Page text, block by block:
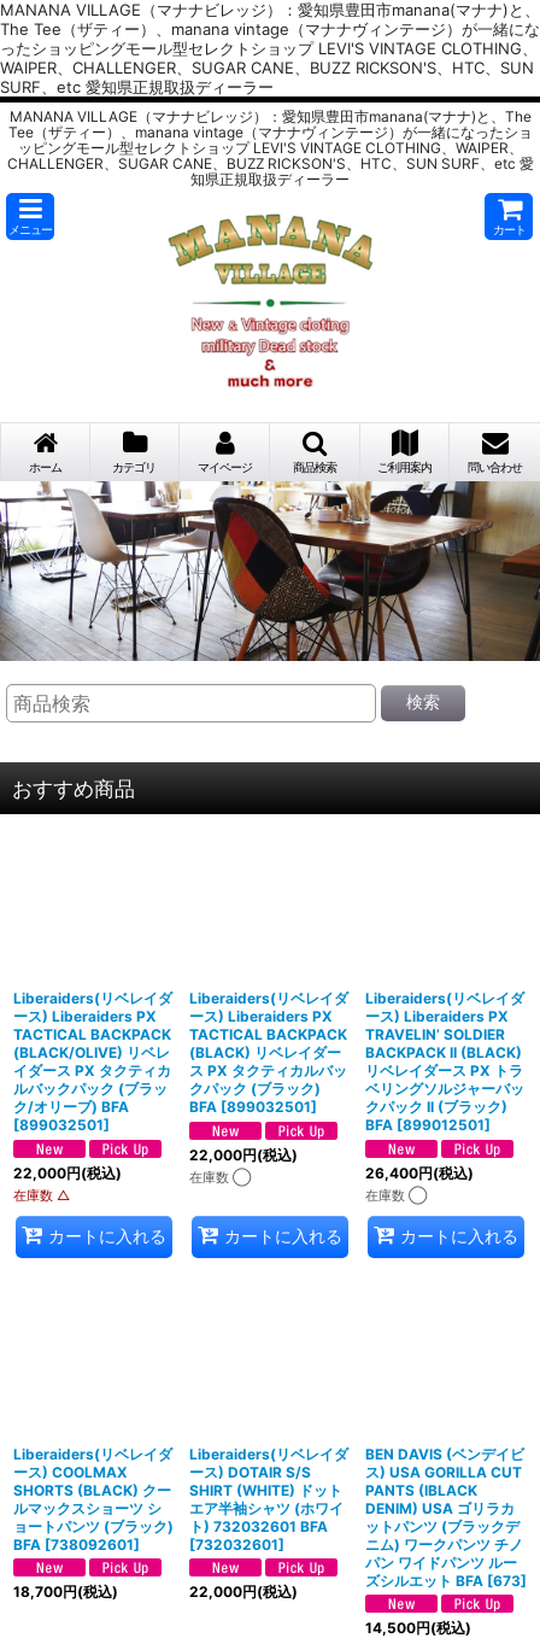
MANANA VILLAGE（マナナビレッジ）：愛知県豊田市manana(マナナ)と、
The Tee（ザティー）、manana vintage（マナナヴィンテージ）が一緒にな
ったショッピングモール型セレクトショップ LEVI'S VINTAGE CLOTHING、
WAIPER、CHALLENGER、SUGAR CANE、BUZZ RICKSON'S、HTC、SUN
SURF、etc 愛知県正規取扱ディーラー
MANANA VILLAGE（マナナビレッジ）：愛知県豊田市manana(マナナ)と、The
Tee（ザティー）、manana vintage（マナナヴィンテージ）が一緒になったショ
ッピングモール型セレクトショップ LEVI'S VINTAGE CLOTHING、WAIPER、
CHALLENGER、SUGAR CANE、BUZZ RICKSON'S、HTC、SUN SURF、etc 愛
知県正規取扱ディーラー
メニュー カート
ホーム カテゴリ マイページ 商品検索 ご利用案内 問い合わせ
検索
おすすめ商品
Liberaiders(リベレイダ
ース) Liberaiders PX
TACTICAL BACKPACK
(BLACK/OLIVE) リベレ
イダース PX タクティカ
ルバックパック (ブラッ
ク/オリーブ) BFA
[899032501]
22,000円(税込)
在庫数 △
カートに入れる
Liberaiders(リベレイダ
ース) Liberaiders PX
TACTICAL BACKPACK
(BLACK) リベレイダー
ス PX タクティカルバッ
クパック (ブラック)
BFA [899032501]
22,000円(税込)
在庫数 ◯
カートに入れる
Liberaiders(リベレイダ
ース) Liberaiders PX
TRAVELIN’ SOLDIER
BACKPACK II (BLACK)
リベレイダース PX トラ
ベリングソルジャーバッ
クパック II (ブラック)
BFA [899012501]
26,400円(税込)
在庫数 ◯
カートに入れる
Liberaiders(リベレイダ
ース) COOLMAX
SHORTS (BLACK) クー
ルマックスショーツ シ
ョートパンツ (ブラック)
BFA [738092601]
18,700円(税込)
Liberaiders(リベレイダ
ース) DOTAIR S/S
SHIRT (WHITE) ドット
エア半袖シャツ (ホワイ
ト) 732032601 BFA
[732032601]
22,000円(税込)
BEN DAVIS (ベンデイビ
ス) USA GORILLA CUT
PANTS (IBLACK
DENIM) USA ゴリラカ
ットパンツ (ブラックデ
ニム) ワークパンツ チノ
パン ワイドパンツ ルー
ズシルエット BFA [673]
14,500円(税込)